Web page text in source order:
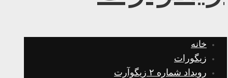
خانه
زیگورات
رویداد شماره ۲ زیگوآرت